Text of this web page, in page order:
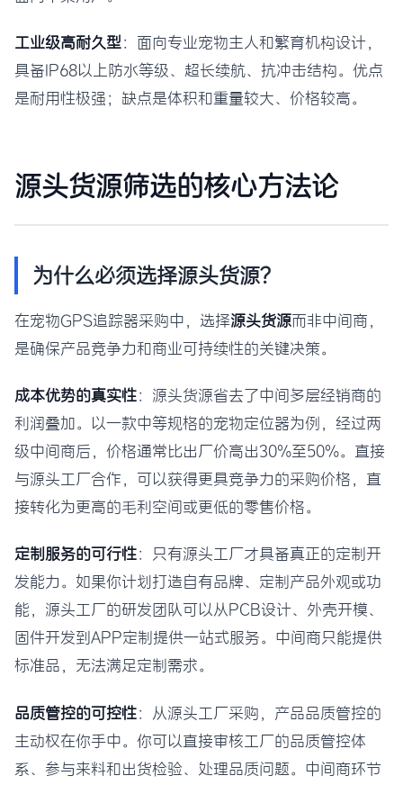
工业级高耐久型：面向专业宠物主人和繁育机构设计，
具备IP68以上防水等级、超长续航、抗冲击结构。优点
是耐用性极强；缺点是体积和重量较大、价格较高。
源头货源筛选的核心方法论
为什么必须选择源头货源？
在宠物GPS追踪器采购中，选择源头货源而非中间商，
是确保产品竞争力和商业可持续性的关键决策。
成本优势的真实性：源头货源省去了中间多层经销商的
利润叠加。以一款中等规格的宠物定位器为例，经过两
级中间商后，价格通常比出厂价高出30%至50%。直接
与源头工厂合作，可以获得更具竞争力的采购价格，直
接转化为更高的毛利空间或更低的零售价格。
定制服务的可行性：只有源头工厂才具备真正的定制开
发能力。如果你计划打造自有品牌、定制产品外观或功
能，源头工厂的研发团队可以从PCB设计、外壳开模、
固件开发到APP定制提供一站式服务。中间商只能提供
标准品，无法满足定制需求。
品质管控的可控性：从源头工厂采购，产品品质管控的
主动权在你手中。你可以直接审核工厂的品质管控体
系、参与来料和出货检验、处理品质问题。中间商环节